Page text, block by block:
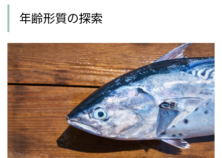
年齢形質の探索